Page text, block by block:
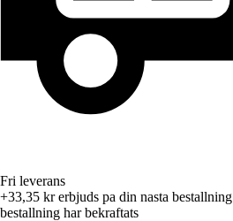
Fri leverans
+33,35 krerbjuds pa din nasta bestallning
bestallning har bekraftats